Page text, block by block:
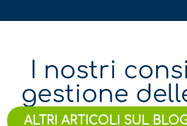
I nostri
gestione
ALTRI ARTICOLI SUL